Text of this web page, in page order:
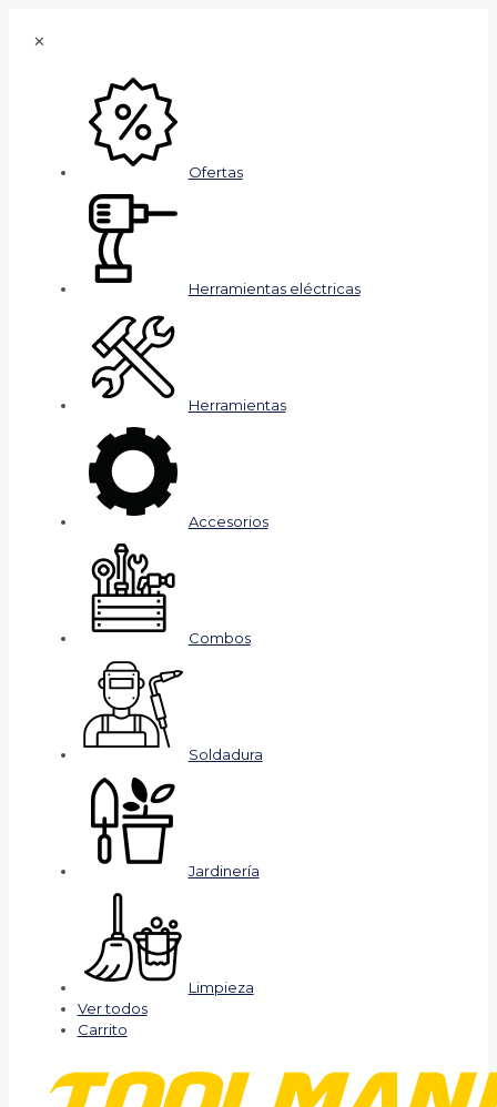
✕
Ofertas
Herramientas eléctricas
Herramientas
Accesorios
Combos
Soldadura
Jardinería
Limpieza
Ver todos
Carrito